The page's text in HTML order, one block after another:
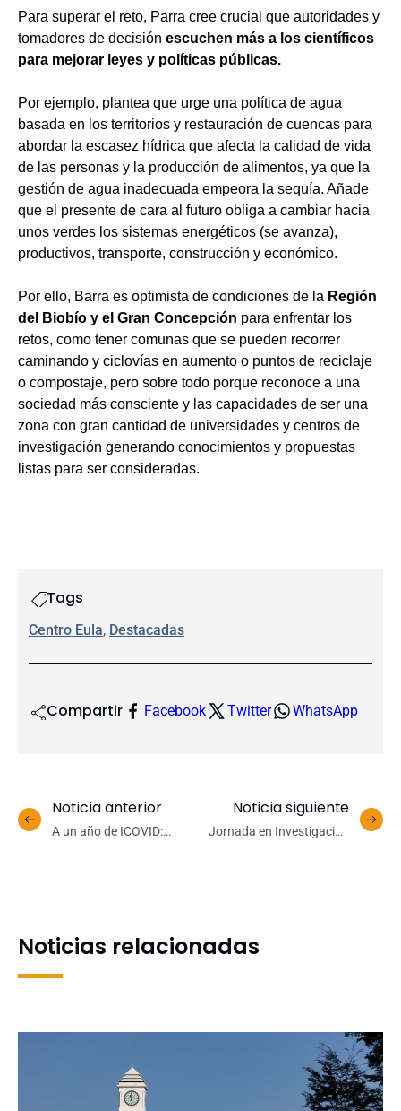
Para superar el reto, Parra cree crucial que autoridades y
tomadores de decisión escuchen más a los científicos
para mejorar leyes y políticas públicas.
Por ejemplo, plantea que urge una política de agua
basada en los territorios y restauración de cuencas para
abordar la escasez hídrica que afecta la calidad de vida
de las personas y la producción de alimentos, ya que la
gestión de agua inadecuada empeora la sequía. Añade
que el presente de cara al futuro obliga a cambiar hacia
unos verdes los sistemas energéticos (se avanza),
productivos, transporte, construcción y económico.
Por ello, Barra es optimista de condiciones de la Región
del Biobío y el Gran Concepción para enfrentar los
retos, como tener comunas que se pueden recorrer
caminando y ciclovías en aumento o puntos de reciclaje
o compostaje, pero sobre todo porque reconoce a una
sociedad más consciente y las capacidades de ser una
zona con gran cantidad de universidades y centros de
investigación generando conocimientos y propuestas
listas para ser consideradas.
Tags
Centro Eula, Destacadas
Compartir Facebook Twitter WhatsApp
Noticia anterior
A un año de ICOVID:
Noticia siguiente
Jornada en Investigación
Noticias relacionadas